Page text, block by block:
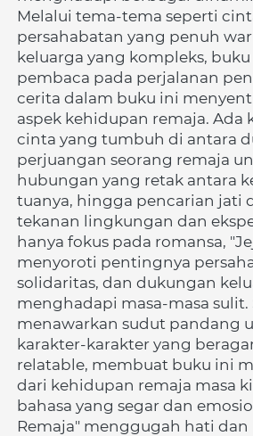
Melalui tema-tema seperti
persahabatan yang penuh
keluarga yang kompleks,
pembaca pada perjalanan
cerita dalam buku ini
aspek kehidupan remaja. Ada
cinta yang tumbuh di antara
perjuangan seorang remaja
hubungan yang retak antara
tuanya, hingga pencarian jati
tekanan lingkungan dan
hanya fokus pada romansa,
menyoroti pentingnya
solidaritas, dan dukungan
menghadapi masa-masa sulit.
menawarkan sudut pandang
karakter-karakter yang
relatable, membuat buku ini
dari kehidupan remaja masa
bahasa yang segar dan
Remaja" menggugah hati dan